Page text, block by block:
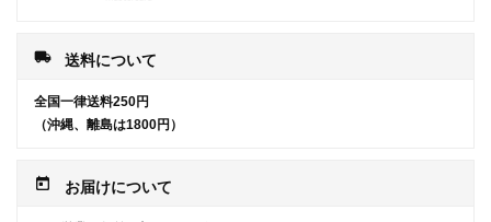
local_shipping 送料について
全国一律送料250円
（沖縄、離島は1800円）
today お届けについて